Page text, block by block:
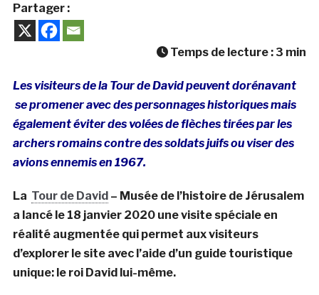
Partager :
Temps de lecture : 3 min
Les visiteurs de la Tour de David peuvent dorénavant
se promener avec des personnages historiques mais
également éviter des volées de flèches tirées par les
archers romains contre des soldats juifs ou viser des
avions ennemis en 1967.
La Tour de David– Musée de l’histoire de Jérusalem
a lancé le 18 janvier 2020 une visite spéciale en
réalité augmentée qui permet aux visiteurs
d’explorer le site avec l’aide d’un guide touristique
unique: le roi David lui-même.